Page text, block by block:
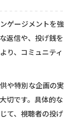
ゲージメントを強
返信や、投げ銭を
り、コミュニティ
や特別な企画の実
切です。具体的な
て、視聴者の投げ